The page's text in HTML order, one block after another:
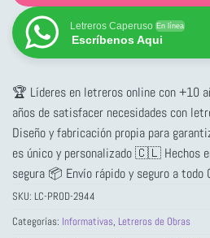
Letreros Caperuso En línea
Escríbenos Aqui
🏆 Líderes en letreros online con +10
años de satisfacer necesidades con
Diseño y fabricación propia para
es único y personalizado 🇨🇱 Hechos
segura 📦 Envío rápido y seguro a todo
SKU: LC-PROD-2944
Categorías: Informativas, Letreros de Obras